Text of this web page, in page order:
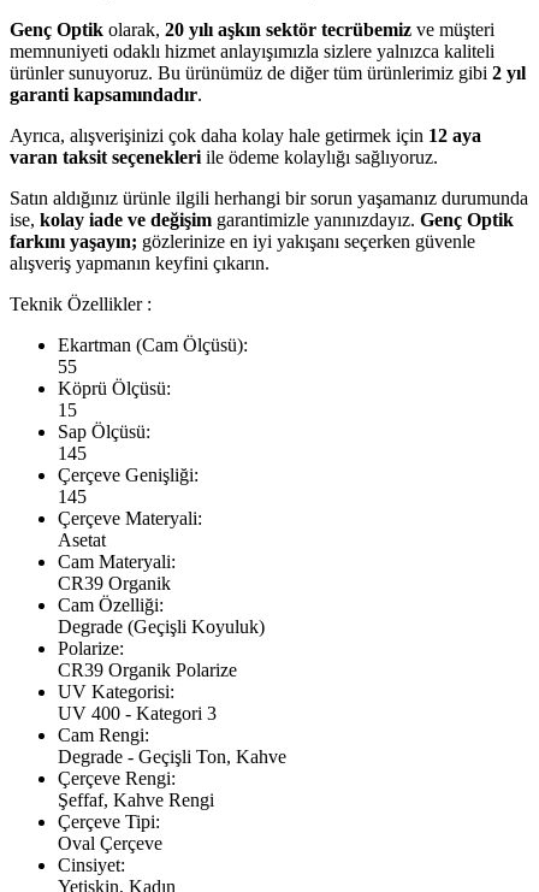
Genç Optik olarak, 20 yılı aşkın sektör tecrübemiz ve müşteri
memnuniyeti odaklı hizmet anlayışımızla sizlere yalnızca kaliteli
ürünler sunuyoruz. Bu ürünümüz de diğer tüm ürünlerimiz gibi 2 yıl
garanti kapsamındadır.
Ayrıca, alışverişinizi çok daha kolay hale getirmek için 12 aya
varan taksit seçenekleri ile ödeme kolaylığı sağlıyoruz.
Satın aldığınız ürünle ilgili herhangi bir sorun yaşamanız durumunda
ise, kolay iade ve değişim garantimizle yanınızdayız. Genç Optik
farkını yaşayın; gözlerinize en iyi yakışanı seçerken güvenle
alışveriş yapmanın keyfini çıkarın.
Teknik Özellikler :
Ekartman (Cam Ölçüsü):
55
Köprü Ölçüsü:
15
Sap Ölçüsü:
145
Çerçeve Genişliği:
145
Çerçeve Materyali:
Asetat
Cam Materyali:
CR39 Organik
Cam Özelliği:
Degrade (Geçişli Koyuluk)
Polarize:
CR39 Organik Polarize
UV Kategorisi:
UV 400 - Kategori 3
Cam Rengi:
Degrade - Geçişli Ton, Kahve
Çerçeve Rengi:
Şeffaf, Kahve Rengi
Çerçeve Tipi:
Oval Çerçeve
Cinsiyet:
Yetişkin, Kadın